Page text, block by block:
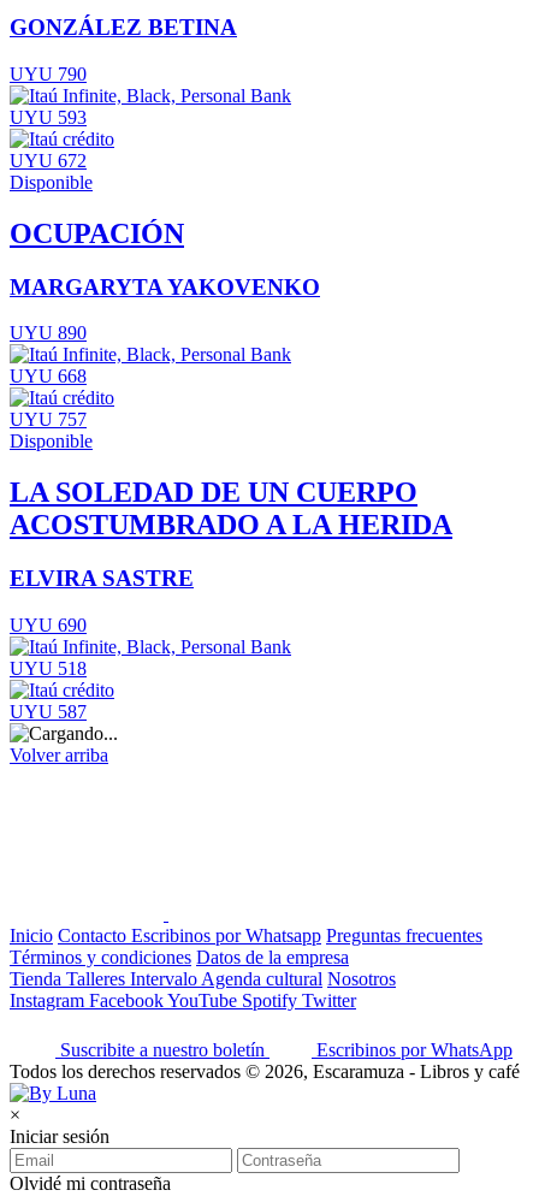
GONZÁLEZ BETINA
UYU 790
UYU 593
UYU 672
Disponible
OCUPACIÓN
MARGARYTA YAKOVENKO
UYU 890
UYU 668
UYU 757
Disponible
LA SOLEDAD DE UN CUERPO
ACOSTUMBRADO A LA HERIDA
ELVIRA SASTRE
UYU 690
UYU 518
UYU 587
Volver arriba
Inicio Contacto Escribinos por Whatsapp Preguntas frecuentes
Términos y condiciones Datos de la empresa
Tienda Talleres Intervalo Agenda cultural Nosotros
Instagram FacebookYouTube Spotify Twitter
Suscribite a nuestro boletín
Escribinos por WhatsApp
Todos los derechos reservados © 2026, Escaramuza - Libros y café
×
Iniciar sesión
Olvidé mi contraseña